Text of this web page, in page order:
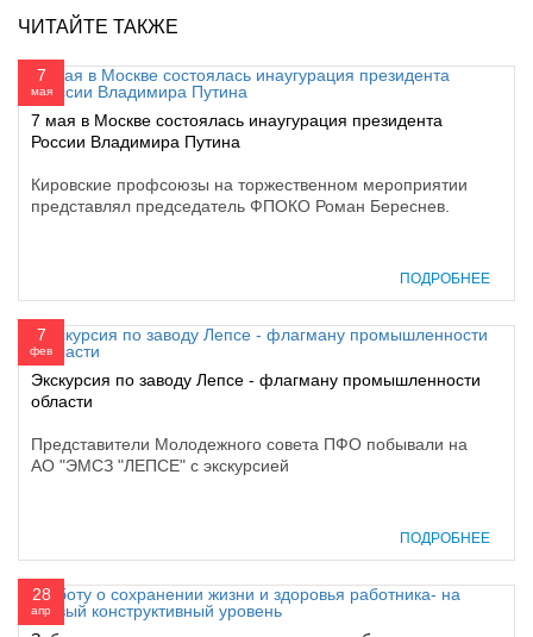
ЧИТАЙТЕ ТАКЖЕ
7
мая
7 мая в Москве состоялась инаугурация президента
России Владимира Путина
Кировские профсоюзы на торжественном мероприятии
представлял председатель ФПОКО Роман Береснев.
ПОДРОБНЕЕ
7
фев
Экскурсия по заводу Лепсе - флагману промышленности
области
Представители Молодежного совета ПФО побывали на
АО "ЭМСЗ "ЛЕПСЕ" с экскурсией
ПОДРОБНЕЕ
28
апр